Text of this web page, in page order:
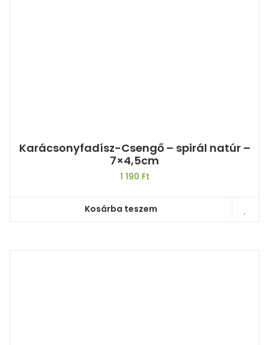
Karácsonyfadísz-Csengő – spirál natúr –
7×4,5cm
1 190 Ft
Kosárba teszem